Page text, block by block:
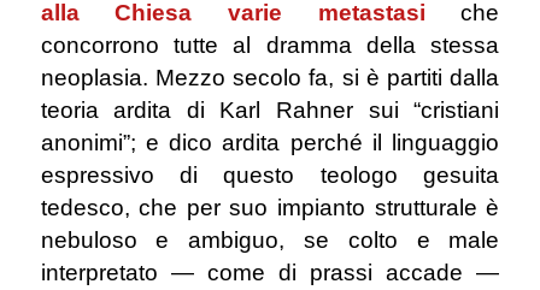
alla Chiesa varie metastasiche
concorrono tutte al dramma della stessa
neoplasia. Mezzo secolo fa, si è partiti dalla
teoria ardita di Karl Rahner sui “cristiani
anonimi”; e dico ardita perché il linguaggio
espressivo di questo teologo gesuita
tedesco, che per suo impianto strutturale è
nebuloso e ambiguo, se colto e male
interpretato — come di prassi accade —